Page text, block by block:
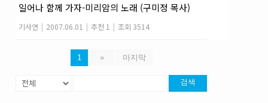
일어나 함께 가자-미리암의 노래 (구미정 목사)
기사연 | 2007.06.01 | 추천 1 | 조회 3514
1 » 마지막
검색